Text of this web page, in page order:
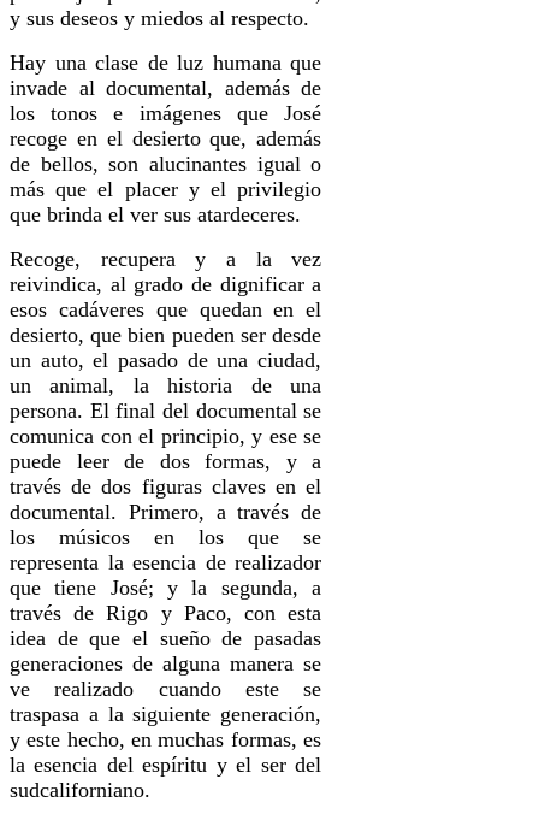
y sus deseos y miedos al respecto.
Hay una clase de luz humana que
invade al documental, además de
los tonos e imágenes que José
recoge en el desierto que, además
de bellos, son alucinantes igual o
más que el placer y el privilegio
que brinda el ver sus atardeceres.
Recoge, recupera y a la vez
reivindica, al grado de dignificar a
esos cadáveres que quedan en el
desierto, que bien pueden ser desde
un auto, el pasado de una ciudad,
un animal, la historia de una
persona. El final del documental se
comunica con el principio, y ese se
puede leer de dos formas, y a
través de dos figuras claves en el
documental. Primero, a través de
los músicos en los que se
representa la esencia de realizador
que tiene José; y la segunda, a
través de Rigo y Paco, con esta
idea de que el sueño de pasadas
generaciones de alguna manera se
ve realizado cuando este se
traspasa a la siguiente generación,
y este hecho, en muchas formas, es
la esencia del espíritu y el ser del
sudcaliforniano.